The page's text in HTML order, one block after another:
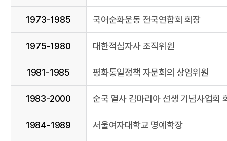
1973-1985 국어순화운동 전국연합회 회장
1975-1980 대한적십자사 조직위원
1981-1985 평화통일정책 자문회의 상임위원
1983-2000 순국 열사 김마리아 선생 기념사업회
1984-1989 서울여자대학교 명예학장